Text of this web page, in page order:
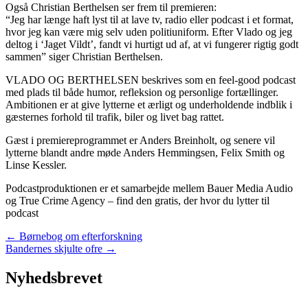
Også Christian Berthelsen ser frem til premieren:
“Jeg har længe haft lyst til at lave tv, radio eller podcast i et format,
hvor jeg kan være mig selv uden politiuniform. Efter Vlado og jeg
deltog i ‘Jaget Vildt’, fandt vi hurtigt ud af, at vi fungerer rigtig godt
sammen” siger Christian Berthelsen.
VLADO OG BERTHELSEN beskrives som en feel-good podcast
med plads til både humor, refleksion og personlige fortællinger.
Ambitionen er at give lytterne et ærligt og underholdende indblik i
gæsternes forhold til trafik, biler og livet bag rattet.
Gæst i premiereprogrammet er Anders Breinholt, og senere vil
lytterne blandt andre møde Anders Hemmingsen, Felix Smith og
Linse Kessler.
Podcastproduktionen er et samarbejde mellem Bauer Media Audio
og True Crime Agency – find den gratis, der hvor du lytter til
podcast
Posts
navigation
← Børnebog om efterforskning
Bandernes skjulte ofre →
Nyhedsbrevet